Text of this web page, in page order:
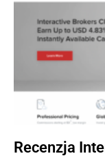
Recenzja